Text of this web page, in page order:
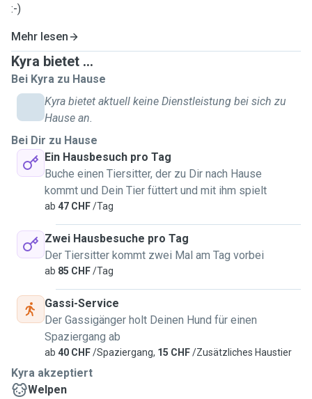
:-)
Mehr lesen
Kyra bietet ...
Bei Kyra zu Hause
Kyra bietet aktuell keine Dienstleistung bei sich zu
Hause an.
Bei Dir zu Hause
Ein Hausbesuch pro Tag
Buche einen Tiersitter, der zu Dir nach Hause
kommt und Dein Tier füttert und mit ihm spielt
ab 47 CHF/Tag
Zwei Hausbesuche pro Tag
Der Tiersitter kommt zwei Mal am Tag vorbei
ab 85 CHF/Tag
Gassi-Service
Der Gassigänger holt Deinen Hund für einen
Spaziergang ab
ab 40 CHF/Spaziergang, 15 CHF/Zusätzliches Haustier
Kyra akzeptiert
Welpen